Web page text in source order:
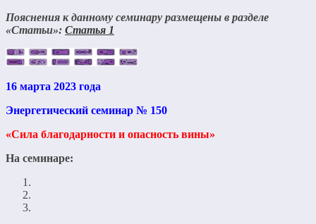
Пояснения к данному семинару размещены в разделе
«Статьи»: Статья 1
16 марта 2023 года
Энергетический семинар № 150
«Сила благодарности и опасность вины»
На семинаре: